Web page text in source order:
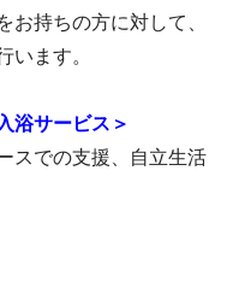
お持ちの方に対して、
います。
浴サービス＞
スでの支援、自立生活